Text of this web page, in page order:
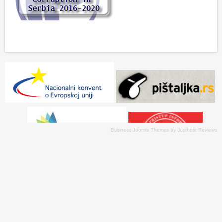
Business Joomla Themes by Justhost Reviews